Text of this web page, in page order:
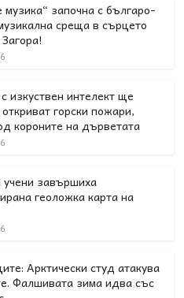
музика“ започна с българо-
среща в сърцето
изкуствен интелект ще
горски пожари,
короните на дърветата
учени завършиха
геоложка карта на
Арктически студ атакува
Фалшивата зима идва със